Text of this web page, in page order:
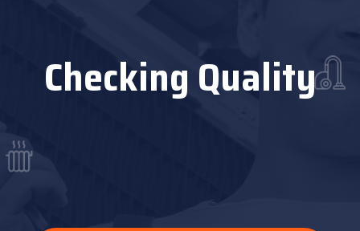
Checking Quality